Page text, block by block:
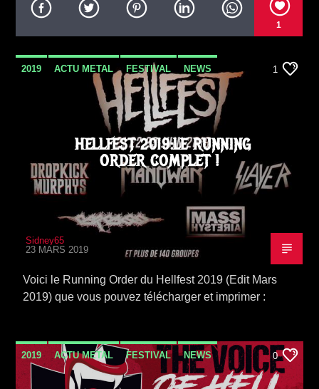
1
2019 ACTU METAL FESTIVAL NEWS 1
HELLFEST 2019:LE RUNNING
ORDER COMPLET !
Sidney65
23 MARS 2019
Voici le Running Order du Hellfest 2019 (Edit Mars
2019) que vous pouvez télécharger et imprimer :
2019 ACTU METAL FESTIVAL NEWS 0